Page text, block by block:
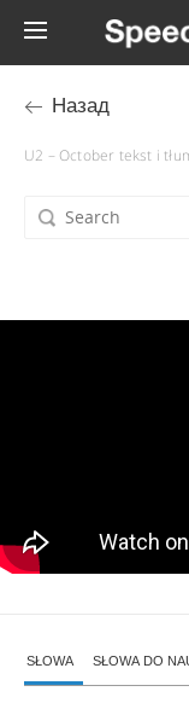
Назад
U2 – October tekst i
SŁOWA SŁOWA DO